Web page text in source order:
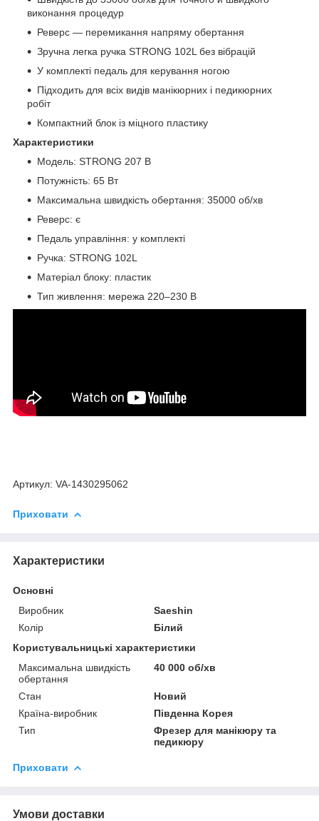
виконання процедур
Реверс — перемикання напряму обертання
Зручна легка ручка STRONG 102L без вібрацій
У комплекті педаль для керування ногою
Підходить для всіх видів манікюрних і педикюрних
робіт
Компактний блок із міцного пластику
Характеристики
Модель: STRONG 207 B
Потужність: 65 Вт
Максимальна швидкість обертання: 35000 об/хв
Реверс: є
Педаль управління: у комплекті
Ручка: STRONG 102L
Матеріал блоку: пластик
Тип живлення: мережа 220–230 В
Артикул: VA-1430295062
Приховати
Характеристики
Основні
Виробник
Saeshin
Колір
Білий
Користувальницькі характеристики
Максимальна швидкість
обертання
40 000 об/хв
Стан
Новий
Країна-виробник
Південна Корея
Тип
Фрезер для манікюру та
педикюру
Приховати
Умови доставки